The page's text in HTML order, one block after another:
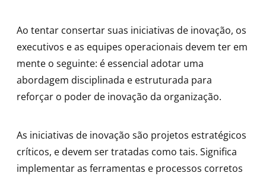
Ao tentar consertar suas iniciativas de inovação, os
executivos e as equipes operacionais devem ter em
mente o seguinte: é essencial adotar uma
abordagem disciplinada e estruturada para
reforçar o poder de inovação da organização.
As iniciativas de inovação são projetos estratégicos
críticos, e devem ser tratadas como tais. Significa
implementar as ferramentas e processos corretos